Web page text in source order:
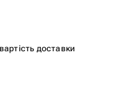
доставки